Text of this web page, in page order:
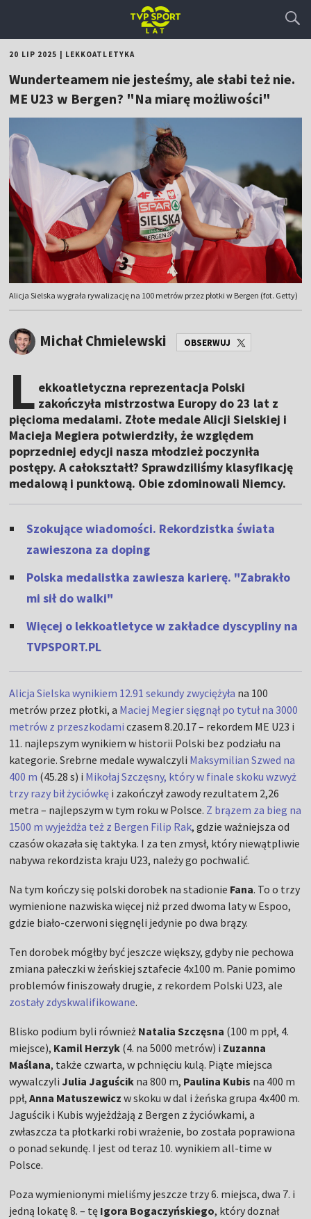
20 LIP 2025 LEKKOATLETYKA
Wunderteamem nie jesteśmy, ale słabi też nie.
ME U23 w Bergen? "Na miarę możliwości"
Alicja Sielska wygrała rywalizację na 100 metrów przez płotki w Bergen (fot. Getty)
Michał Chmielewski OBSERWUJ
L ekkoatletyczna reprezentacja Polski
zakończyła mistrzostwa Europy do 23 lat z
pięcioma medalami. Złote medale Alicji Sielskiej i
Macieja Megiera potwierdziły, że względem
poprzedniej edycji nasza młodzież poczyniła
postępy. A całokształt? Sprawdziliśmy klasyfikację
medalową i punktową. Obie zdominowali Niemcy.
Szokujące wiadomości. Rekordzistka świata
zawieszona za doping
Polska medalistka zawiesza karierę. "Zabrakło
mi sił do walki"
Więcej o lekkoatletyce w zakładce dyscypliny na
TVPSPORT.PL
Alicja Sielska wynikiem 12.91 sekundy zwyciężyła na 100
metrów przez płotki, a Maciej Megier sięgnął po tytuł na 3000
metrów z przeszkodami czasem 8.20.17 – rekordem ME U23 i
11. najlepszym wynikiem w historii Polski bez podziału na
kategorie. Srebrne medale wywalczyli Maksymilian Szwed na
400 m (45.28 s) i Mikołaj Szczęsny, który w finale skoku wzwyż
trzy razy bił życiówkę i zakończył zawody rezultatem 2,26
metra – najlepszym w tym roku w Polsce. Z brązem za bieg na
1500 m wyjeżdża też z Bergen Filip Rak, gdzie ważniejsza od
czasów okazała się taktyka. I za ten zmysł, który niewątpliwie
nabywa rekordzista kraju U23, należy go pochwalić.
Na tym kończy się polski dorobek na stadionie Fana. To o trzy
wymienione nazwiska więcej niż przed dwoma laty w Espoo,
gdzie biało-czerwoni sięgnęli jedynie po dwa brązy.
Ten dorobek mógłby być jeszcze większy, gdyby nie pechowa
zmiana pałeczki w żeńskiej sztafecie 4x100 m. Panie pomimo
problemów finiszowały drugie, z rekordem Polski U23, ale
zostały zdyskwalifikowane.
Blisko podium byli również Natalia Szczęsna (100 m ppł, 4.
miejsce), Kamil Herzyk (4. na 5000 metrów) i Zuzanna
Maślana, także czwarta, w pchnięciu kulą. Piąte miejsca
wywalczyli Julia Jaguścik na 800 m, Paulina Kubis na 400 m
ppł,Anna Matuszewicz w skoku w dal i żeńska grupa 4x400 m.
Jaguścik i Kubis wyjeżdżają z Bergen z życiówkami, a
zwłaszcza ta płotkarki robi wrażenie, bo została poprawiona
o ponad sekundę. I jest od teraz 10. wynikiem all-time w
Polsce.
Poza wymienionymi mieliśmy jeszcze trzy 6. miejsca, dwa 7. i
jedną lokatę 8. – tę Igora Bogaczyńskiego, który doznał